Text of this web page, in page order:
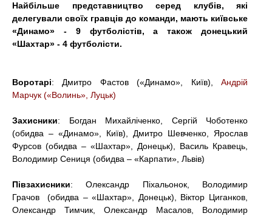
Найбільше представництво серед клубів, які
делегували своїх гравців до команди, мають київське
«Динамо» - 9 футболістів, а також донецький
«Шахтар» - 4 футболісти.
Воротарі: Дмитро Фастов («Динамо», Київ), Андрій
Марчук («Волинь», Луцьк)
Захисники: Богдан Михайліченко, Сергій Чоботенко
(обидва – «Динамо», Київ), Дмитро Шевченко, Ярослав
Фурсов (обидва – «Шахтар», Донецьк), Василь Кравець,
Володимир Сениця (обидва – «Карпати», Львів)
Півзахисники: Олександр Піхальонок, Володимир
Грачов (обидва – «Шахтар», Донецьк), Віктор Циганков,
Олександр Тимчик, Олександр Масалов, Володимир